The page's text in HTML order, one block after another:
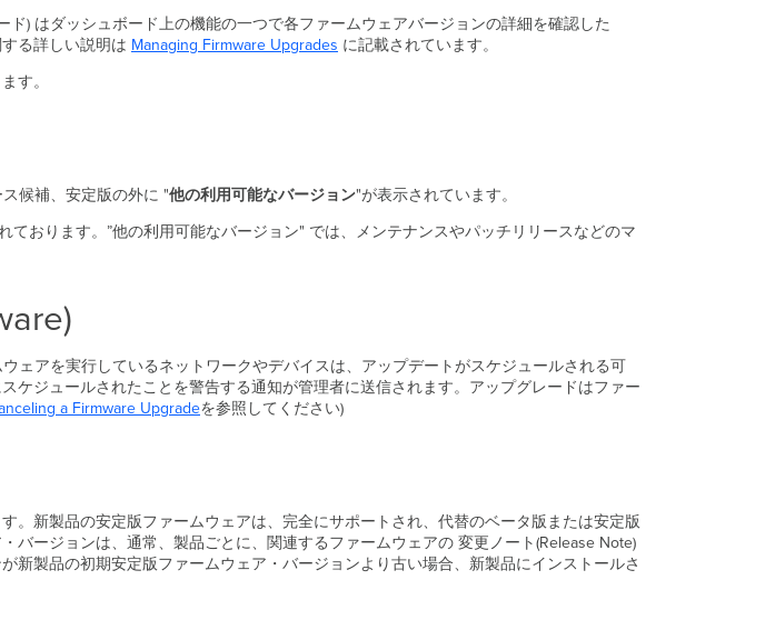
止
フ
(Deprecated
新
ー
ム
い
て
) はダッシュボード上の機能の一つで各ファームウェアバージョンの詳細を確認した
る詳しい説明は Managing Firmware Upgrades に記載されています。
す。
候補、安定版の外に "他の利用可能なバージョン"が表示されています。
おります。”他の利用可能なバージョン" では、メンテナンスやパッチリリースなどのマ
ェアを実行しているネットワークやデバイスは、アップデートがスケジュールされる可
ジュールされたことを警告する通知が管理者に送信されます。アップグレードはファー
a Firmware Upgradeを参照してください)
新製品の安定版ファームウェアは、完全にサポートされ、代替のベータ版または安定版
ージョンは、通常、製品ごとに、関連するファームウェアの 変更ノート(Release Note)
製品の初期安定版ファームウェア・バージョンより古い場合、新製品にインストールさ